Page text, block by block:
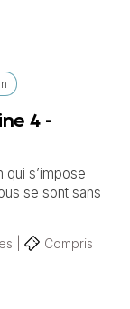
4 -
qui s’impose
se sont sans
|
Compris